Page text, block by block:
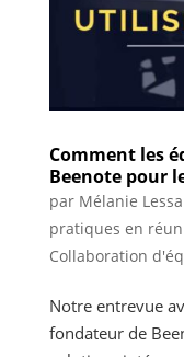
Comment les
Beenote pour
par Mélanie
pratiques en
Collaboration
Notre entrevue
fondateur de